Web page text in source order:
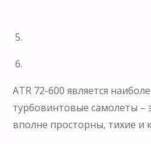
5.
6.
ATR 72-600 является
турбовинтовые самолеты –
вполне просторны, тихие и